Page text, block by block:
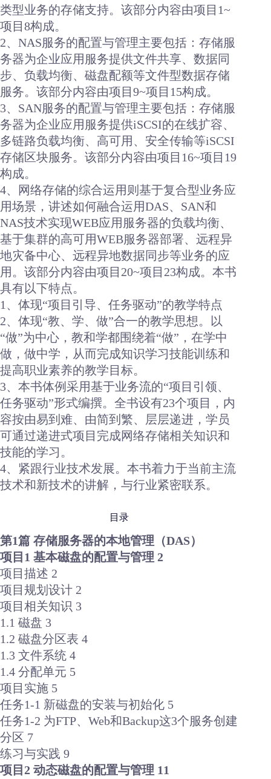
类型业务的存储支持。该部分内容由项目1~
项目8构成。
2、NAS服务的配置与管理主要包括：存储服
务器为企业应用服务提供文件共享、数据同
步、负载均衡、磁盘配额等文件型数据存储
服务。该部分内容由项目9~项目15构成。
3、SAN服务的配置与管理主要包括：存储服
务器为企业应用服务提供iSCSI的在线扩容、
多链路负载均衡、高可用、安全传输等iSCSI
存储区块服务。该部分内容由项目16~项目19
构成。
4、网络存储的综合运用则基于复合型业务应
用场景，讲述如何融合运用DAS、SAN和
NAS技术实现WEB应用服务器的负载均衡、
基于集群的高可用WEB服务器部署、远程异
地灾备中心、远程异地数据同步等业务的应
用。该部分内容由项目20~项目23构成。本书
具有以下特点。
1、体现“项目引导、任务驱动”的教学特点
2、体现“教、学、做”合一的教学思想。以
“做”为中心，教和学都围绕着“做”，在学中
做，做中学，从而完成知识学习技能训练和
提高职业素养的教学目标。
3、本书体例采用基于业务流的“项目引领、
任务驱动”形式编撰。全书设有23个项目，内
容按由易到难、由简到繁、层层递进，学员
可通过递进式项目完成网络存储相关知识和
技能的学习。
4、紧跟行业技术发展。本书着力于当前主流
技术和新技术的讲解，与行业紧密联系。
目录
第1篇 存储服务器的本地管理（DAS）
项目1 基本磁盘的配置与管理 2
项目描述 2
项目规划设计 2
项目相关知识 3
1.1 磁盘 3
1.2 磁盘分区表 4
1.3 文件系统 4
1.4 分配单元 5
项目实施 5
任务1-1 新磁盘的安装与初始化 5
任务1-2 为FTP、Web和Backup这3个服务创建
分区 7
练习与实践 9
项目2 动态磁盘的配置与管理 11